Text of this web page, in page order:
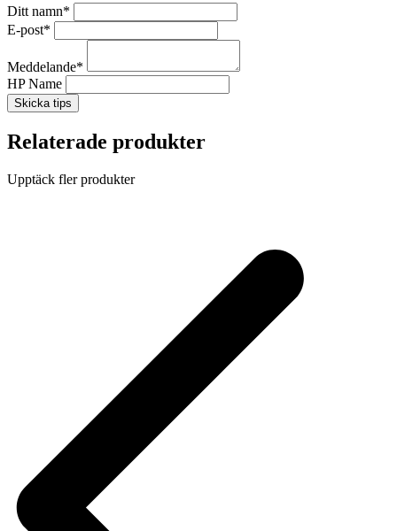
Ditt namn*
E-post*
Meddelande*
HP Name
Skicka tips
Relaterade produkter
Upptäck fler produkter